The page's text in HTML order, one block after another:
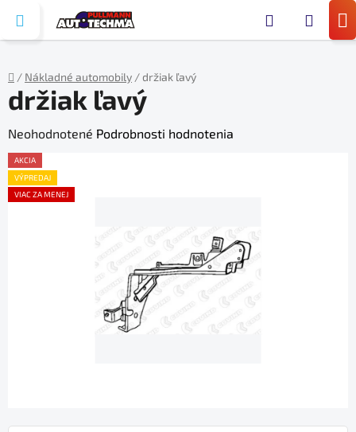
obsah
Domov
/ Nákladné automobily /držiak ľavý
držiak ľavý
Priemerné
hodnotenie
produktu
je
Neohodnotené Podrobnosti hodnotenia
AKCIA
VÝPREDAJ
VIAC ZA MENEJ